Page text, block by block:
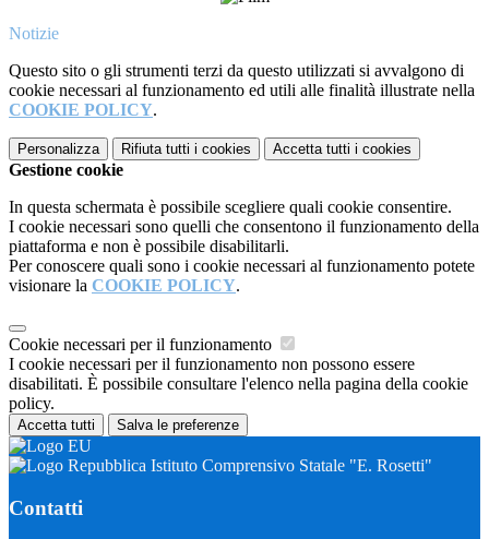
Notizie
Questo sito o gli strumenti terzi da questo utilizzati si avvalgono di
cookie necessari al funzionamento ed utili alle finalità illustrate nella
COOKIE POLICY.
Personalizza Rifiuta tutti i cookies Accetta tutti i cookies
Gestione cookie
In questa schermata è possibile scegliere quali cookie consentire.
I cookie necessari sono quelli che consentono il funzionamento della
piattaforma e non è possibile disabilitarli.
Per conoscere quali sono i cookie necessari al funzionamento potete
visionare la COOKIE POLICY.
Cookie necessari per il funzionamento
I cookie necessari per il funzionamento non possono essere
disabilitati. È possibile consultare l'elenco nella pagina della cookie
policy.
Accetta tutti Salva le preferenze
Istituto Comprensivo Statale "E. Rosetti"
Contatti